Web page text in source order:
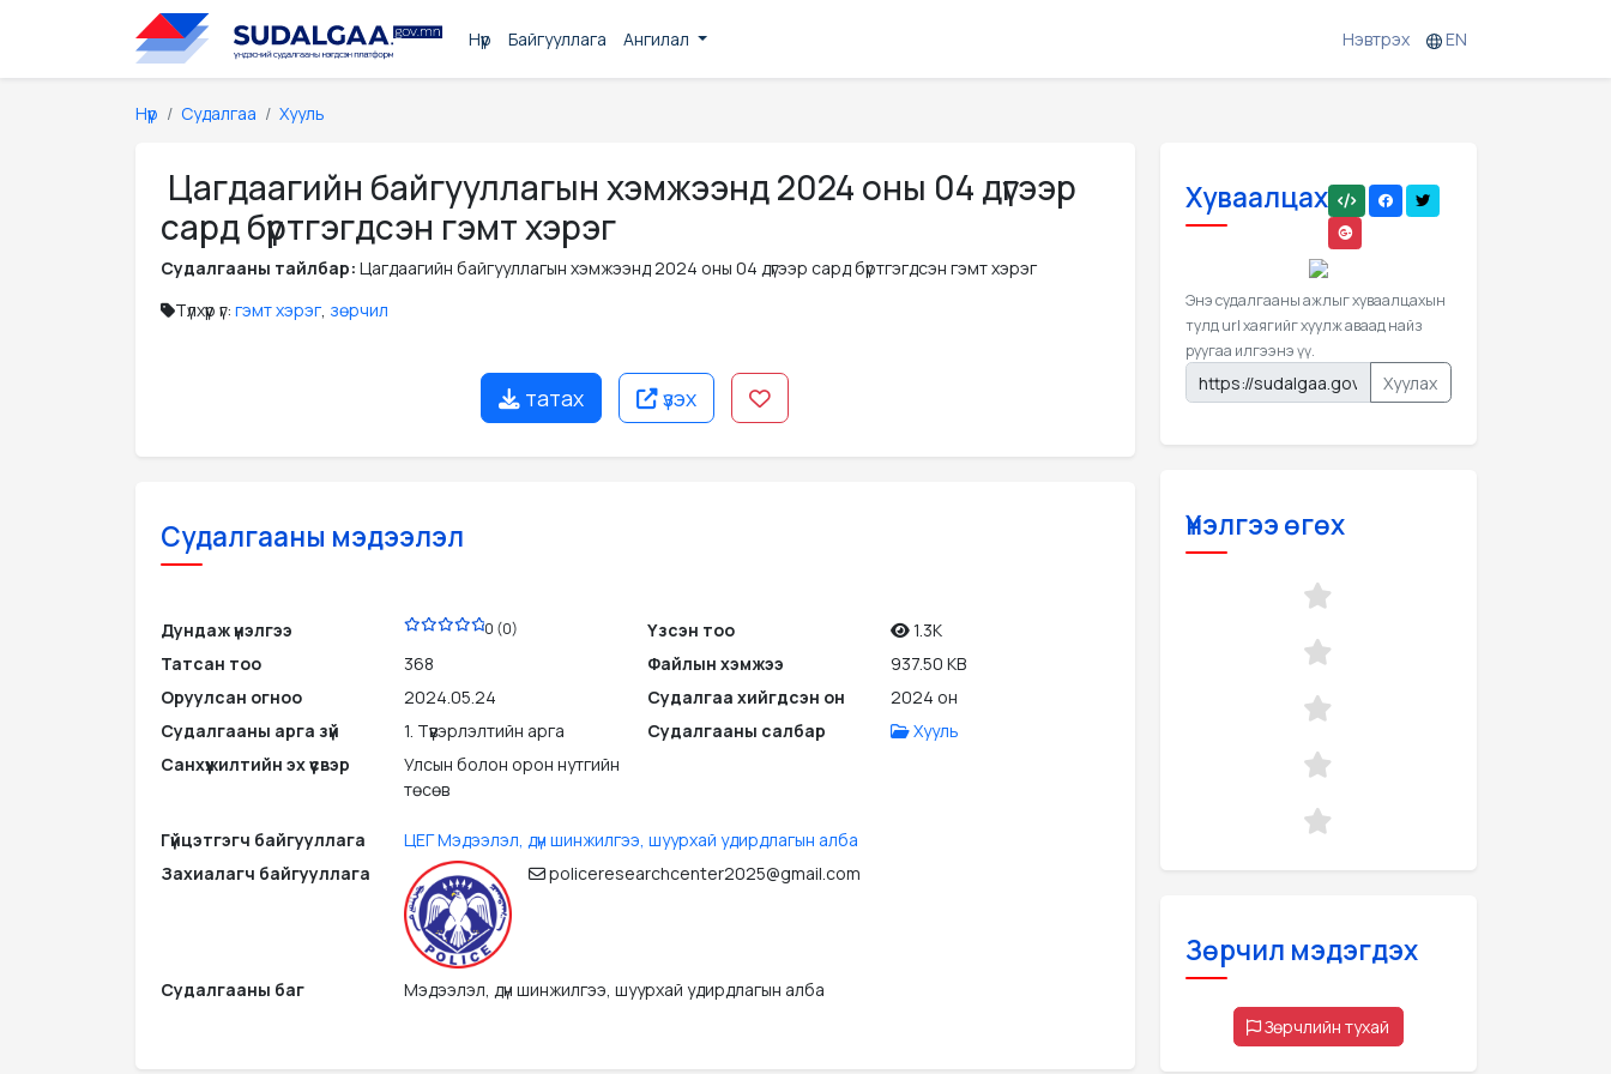
Нүүр Байгууллага Ангилал Нэвтрэх EN
Нүүр Судалгаа Хууль
Цагдаагийн байгууллагын хэмжээнд 2024 оны 04 дүгээр
сард бүртгэгдсэн гэмт хэрэг
Судалгааны тайлбар: Цагдаагийн байгууллагын хэмжээнд 2024 оны 04 дүгээр сард бүртгэгдсэн гэмт хэрэг
Түлхүүр үг: гэмт хэрэг, зөрчил
татах үзэх
Судалгааны мэдээлэл
Дундаж үнэлгээ 0 (0) Үзсэн тоо
1.3K
Татсан тоо
368 Файлын хэмжээ
937.50 KB
Оруулсан огноо
2024.05.24 Судалгаа хийгдсэн он
2024 он
Судалгааны арга зүй
1. Түүвэрлэлтийн арга Судалгааны салбар
Хууль
Санхүүжилтийн эх үүсвэр
Улсын болон орон нутгийн
төсөв
Гүйцэтгэгч байгууллага
ЦЕГ Мэдээлэл, дүн шинжилгээ, шуурхай удирдлагын алба
Захиалагч байгууллага
policeresearchcenter2025@gmail.com
Судалгааны баг Мэдээлэл, дүн шинжилгээ, шуурхай удирдлагын алба
Хуваалцах
Энэ судалгааны ажлыг хуваалцахын
тулд url хаягийг хуулж аваад найз
руугаа илгээнэ үү.
Хуулах
Үнэлгээ өгөх
Зөрчил мэдэгдэх
Зөрчлийн тухай